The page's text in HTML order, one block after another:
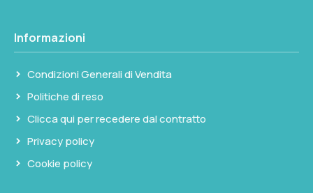
Informazioni
Condizioni Generali di Vendita
Politiche di reso
Clicca qui per recedere dal contratto
Privacy policy
Cookie policy